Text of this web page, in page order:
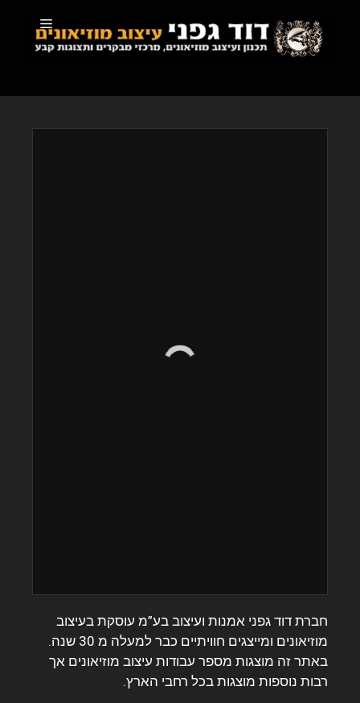
חברת דוד גפני אמנות ועיצוב בע”מ עוסקת בעיצוב
מוזיאונים ומייצגים חוויתיים כבר למעלה מ 30 שנה.
באתר זה מוצגות מספר עבודות עיצוב מוזיאונים אך
רבות נוספות מוצגות בכל רחבי הארץ.